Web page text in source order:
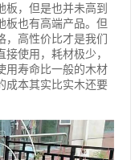
板，但是也并未高到
板也有高端产品。但
，高性价比才是我们
使用，耗材极少，
用寿命比一般的木材
成本其实比实木还要